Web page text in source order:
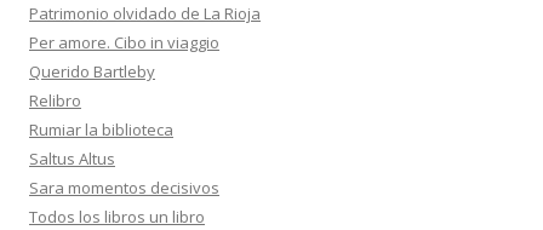
Patrimonio olvidado de La Rioja
Per amore. Cibo in viaggio
Querido Bartleby
Relibro
Rumiar la biblioteca
Saltus Altus
Sara momentos decisivos
Todos los libros un libro